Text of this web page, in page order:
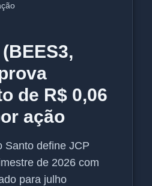
de R$ 0,06
ação
Santo define JCP
de 2026 com
para julho